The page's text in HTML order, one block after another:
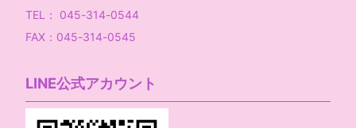
TEL： 045-314-0544
FAX：045-314-0545
LINE公式アカウント